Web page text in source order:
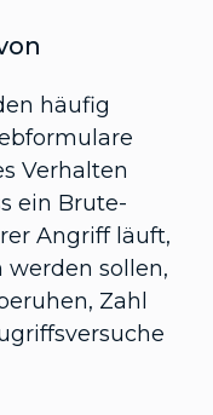
häufig
Verhalten
ein Brute-
Angriff läuft,
werden sollen,
Zahl